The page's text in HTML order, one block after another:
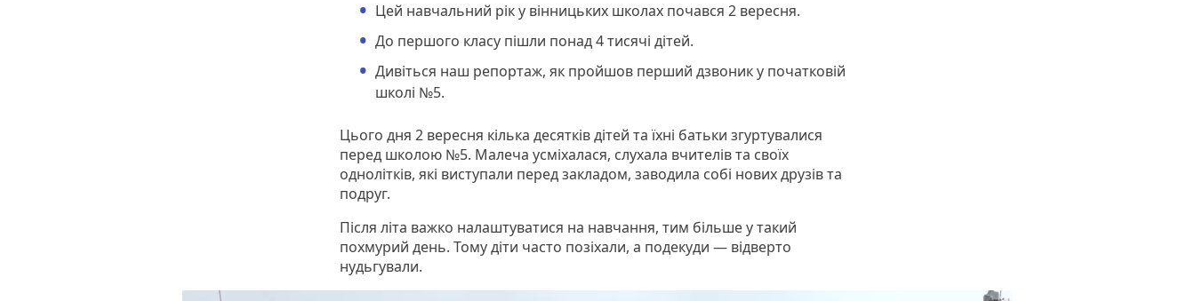
Цей навчальний рік у вінницьких школах почався 2 вересня.
До першого класу пішли понад 4 тисячі дітей.
Дивіться наш репортаж, як пройшов перший дзвоник у початковій
школі №5.
Цього дня 2 вересня кілька десятків дітей та їхні батьки згуртувалися
перед школою №5. Малеча усміхалася, слухала вчителів та своїх
однолітків, які виступали перед закладом, заводила собі нових друзів та
подруг.
Після літа важко налаштуватися на навчання, тим більше у такий
похмурий день. Тому діти часто позіхали, а подекуди — відверто
нудьгували.